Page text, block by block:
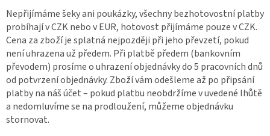
Nepřijímáme šeky ani poukázky, všechny bezhotovostní platby
probíhají v CZK nebo v EUR, hotovost přijímáme pouze v CZK.
Cena za zboží je splatná nejpozději při jeho převzetí, pokud
není uhrazena už předem. Při platbě předem (bankovním
převodem) prosíme o uhrazení objednávky do 5 pracovních dnů
od potvrzení objednávky. Zboží vám odešleme až po připsání
platby na náš účet – pokud platbu neobdržíme v uvedené lhůtě
a nedomluvíme se na prodloužení, můžeme objednávku
stornovat.